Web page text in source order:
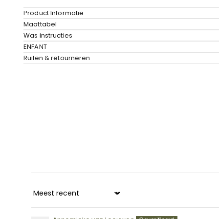
Product Informatie
Maattabel
Was instructies
ENFANT
Ruilen & retourneren
Sort by